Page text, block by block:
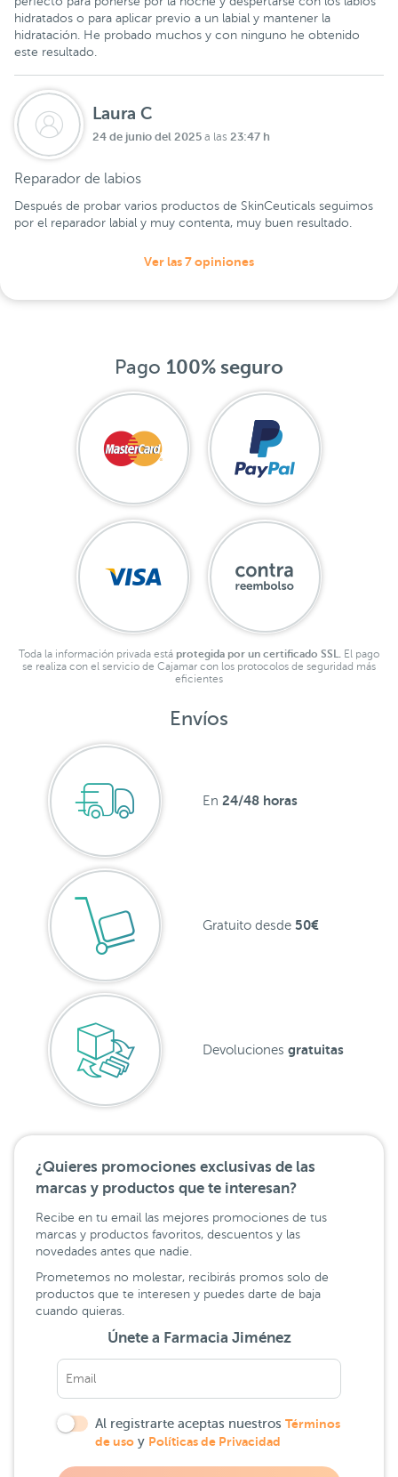
hidratados o para aplicar previo a un labial y mantener la
hidratación. He probado muchos y con ninguno he obtenido
este resultado.
Laura C
24 de junio del 2025 a las 23:47 h
Reparador de labios
Después de probar varios productos de SkinCeuticals seguimos
por el reparador labial y muy contenta, muy buen resultado.
Ver las 7 opiniones
Pago 100% seguro
Toda la información privada está protegida por un certificado SSL. El pago
se realiza con el servicio de Cajamar con los protocolos de seguridad más
eficientes
Envíos
En 24/48 horas
Gratuito desde 50€
Devoluciones gratuitas
¿Quieres promociones exclusivas de las
marcas y productos que te interesan?
Recibe en tu email las mejores promociones de tus
marcas y productos favoritos, descuentos y las
novedades antes que nadie.
Prometemos no molestar, recibirás promos solo de
productos que te interesen y puedes darte de baja
cuando quieras.
Únete a Farmacia Jiménez
Al registrarte aceptas nuestros Términos
de uso y Políticas de Privacidad